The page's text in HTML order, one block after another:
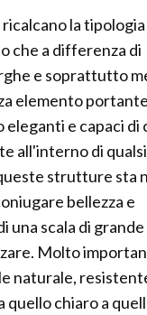
la tipologia
che a differenza di
e soprattutto
elemento portante
eleganti e capaci di
all'interno di
strutture sta
bellezza e
una scala di grande
Molto
naturale,
quello chiaro a